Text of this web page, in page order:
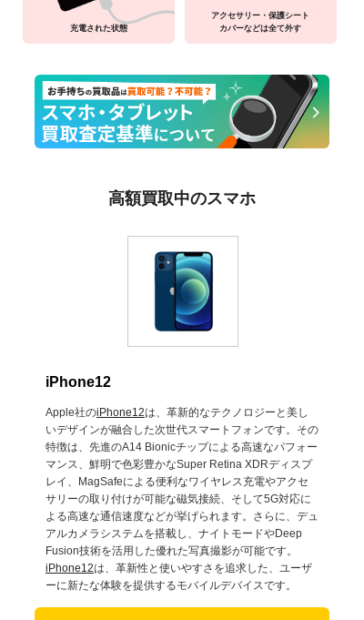
充電された状態
アクセサリー・保護シート
カバーなどは全て外す
高額買取中のスマホ
iPhone12
Apple社のiPhone12は、革新的なテクノロジーと美し
いデザインが融合した次世代スマートフォンです。その
特徴は、先進のA14 Bionicチップによる高速なパフォー
マンス、鮮明で色彩豊かなSuper Retina XDRディスプ
レイ、MagSafeによる便利なワイヤレス充電やアクセ
サリーの取り付けが可能な磁気接続、そして5G対応に
よる高速な通信速度などが挙げられます。さらに、デュ
アルカメラシステムを搭載し、ナイトモードやDeep
Fusion技術を活用した優れた写真撮影が可能です。
iPhone12は、革新性と使いやすさを追求した、ユーザ
ーに新たな体験を提供するモバイルデバイスです。